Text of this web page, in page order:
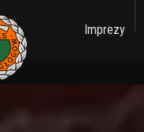
Imprezy